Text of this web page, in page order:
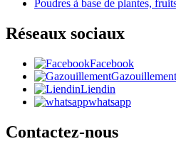
Poudres à base de plantes,
Réseaux sociaux
Facebook
Gazouillement
Liendin
whatsapp
Contactez-nous